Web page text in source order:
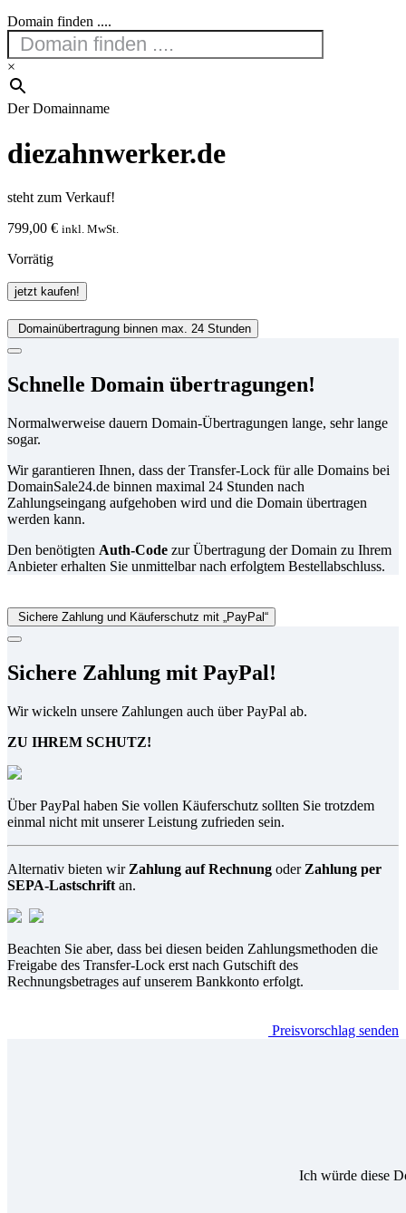
Domain finden ....
×
Der Domainname
diezahnwerker.de
steht zum Verkauf!
799,00 € inkl. MwSt.
Vorrätig
diezahnwerker.de
Menge
jetzt kaufen!
Domainübertragung binnen max. 24 Stunden
Schnelle Domain übertragungen!
Normalwerweise dauern Domain-Übertragungen lange, sehr lange
sogar.
Wir garantieren Ihnen, dass der Transfer-Lock für alle Domains bei
DomainSale24.de binnen maximal 24 Stunden nach
Zahlungseingang aufgehoben wird und die Domain übertragen
werden kann.
Den benötigten Auth-Code zur Übertragung der Domain zu Ihrem
Anbieter erhalten Sie unmittelbar nach erfolgtem Bestellabschluss.
Sichere Zahlung und Käuferschutz mit „PayPal“
Sichere Zahlung mit PayPal!
Wir wickeln unsere Zahlungen auch über PayPal ab.
ZU IHREM SCHUTZ!
Über PayPal haben Sie vollen Käuferschutz sollten Sie trotzdem
einmal nicht mit unserer Leistung zufrieden sein.
Alternativ bieten wir Zahlung auf Rechnung oder Zahlung per
SEPA-Lastschrift an.
Beachten Sie aber, dass bei diesen beiden Zahlungsmethoden die
Freigabe des Transfer-Lock erst nach Gutschift des
Rechnungsbetrages auf unserem Bankkonto erfolgt.
Preisvorschlag senden
Ich würde diese